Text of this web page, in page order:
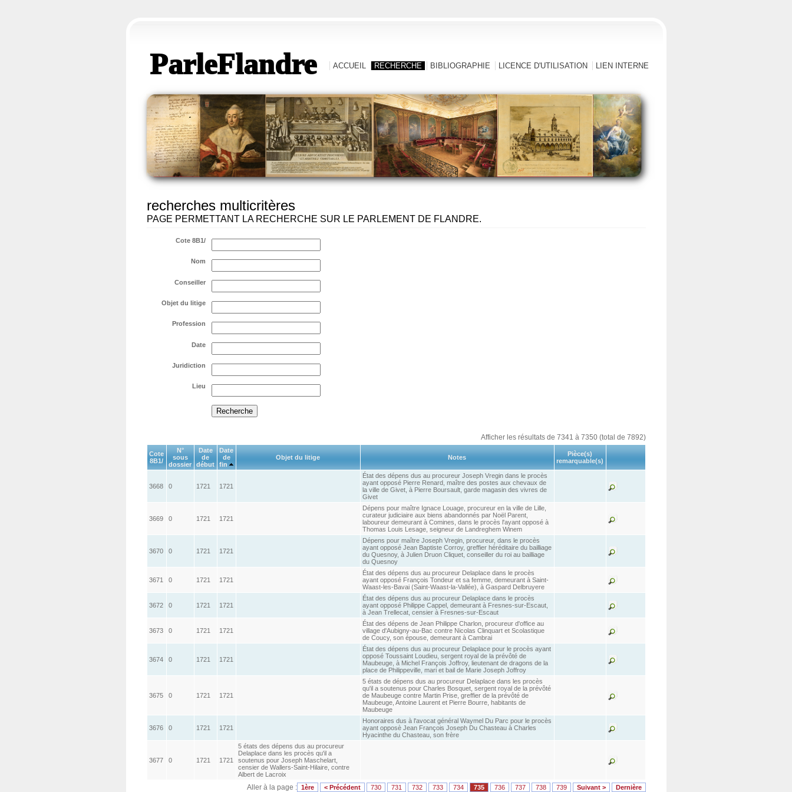
ParleFlandre ACCUEIL RECHERCHE BIBLIOGRAPHIE LICENCE D'UTILISATION LIEN INTERNE
recherches multicritères
PAGE PERMETTANT LA RECHERCHE SUR LE PARLEMENT DE FLANDRE.
Cote 8B1/
Nom
Conseiller
Objet du litige
Profession
Date
Juridiction
Lieu
Afficher les résultats de 7341 à 7350 (total de 7892)
Cote
8B1/
N°
sous
dossier
Date
de
début
Date
de
fin
Objet du litige Notes
Pièce(s)
remarquable(s)
3668 0 1721 1721
État des dépens dus au procureur Joseph Vregin dans le procès
ayant opposé Pierre Renard, maître des postes aux chevaux de
la ville de Givet, à Pierre Boursault, garde magasin des vivres de
Givet
3669 0 1721 1721
Dépens pour maître Ignace Louage, procureur en la ville de Lille,
curateur judiciaire aux biens abandonnés par Noël Parent,
laboureur demeurant à Comines, dans le procès l'ayant opposé à
Thomas Louis Lesage, seigneur de Landreghem Winem
3670 0 1721 1721
Dépens pour maître Joseph Vregin, procureur, dans le procès
ayant opposé Jean Baptiste Corroy, greffier héréditaire du bailliage
du Quesnoy, à Julien Druon Cliquet, conseiller du roi au bailliage
du Quesnoy
3671 0 1721 1721
État des dépens dus au procureur Delaplace dans le procès
ayant opposé François Tondeur et sa femme, demeurant à Saint-
Waast-les-Bavai (Saint-Waast-la-Vallée), à Gaspard Delbruyere
3672 0 1721 1721
État des dépens dus au procureur Delaplace dans le procès
ayant opposé Philippe Cappel, demeurant à Fresnes-sur-Escaut,
à Jean Trellecat, censier à Fresnes-sur-Escaut
3673 0 1721 1721
État des dépens de Jean Philippe Charlon, procureur d'office au
village d'Aubigny-au-Bac contre Nicolas Clinquart et Scolastique
de Coucy, son épouse, demeurant à Cambrai
3674 0 1721 1721
État des dépens dus au procureur Delaplace pour le procès ayant
opposé Toussaint Loudieu, sergent royal de la prévôté de
Maubeuge, à Michel François Joffroy, lieutenant de dragons de la
place de Philippeville, mari et bail de Marie Joseph Joffroy
3675 0 1721 1721
5 états de dépens dus au procureur Delaplace dans les procès
qu'il a soutenus pour Charles Bosquet, sergent royal de la prévôté
de Maubeuge contre Martin Prise, greffier de la prévôté de
Maubeuge, Antoine Laurent et Pierre Bourre, habitants de
Maubeuge
3676 0 1721 1721
Honoraires dus à l'avocat général Waymel Du Parc pour le procès
ayant opposè Jean François Joseph Du Chasteau à Charles
Hyacinthe du Chasteau, son frère
3677 0 1721 1721
5 états des dépens dus au procureur
Delaplace dans les procès qu'il a
soutenus pour Joseph Maschelart,
censier de Wallers-Saint-Hilaire, contre
Albert de Lacroix
Aller à la page : 1ère < Précédent 730 731 732 733 734 735 736 737 738 739 Suivant > Dernière